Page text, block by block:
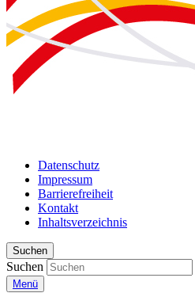
Datenschutz
Impressum
Barrierefreiheit
Kontakt
Inhaltsverzeichnis
Suchen
Suchen
Menü